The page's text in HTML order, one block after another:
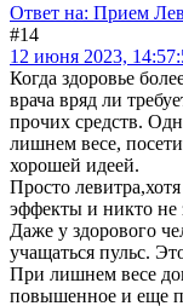
Ответ на: Прием
#14
12 июня 2023,
Когда здоровье
врача вряд ли
прочих средств.
лишнем весе,
хорошей идеей.
Просто
эффекты и никто не
Даже у здорового
учащаться пульс.
При лишнем весе
повышенное и еще